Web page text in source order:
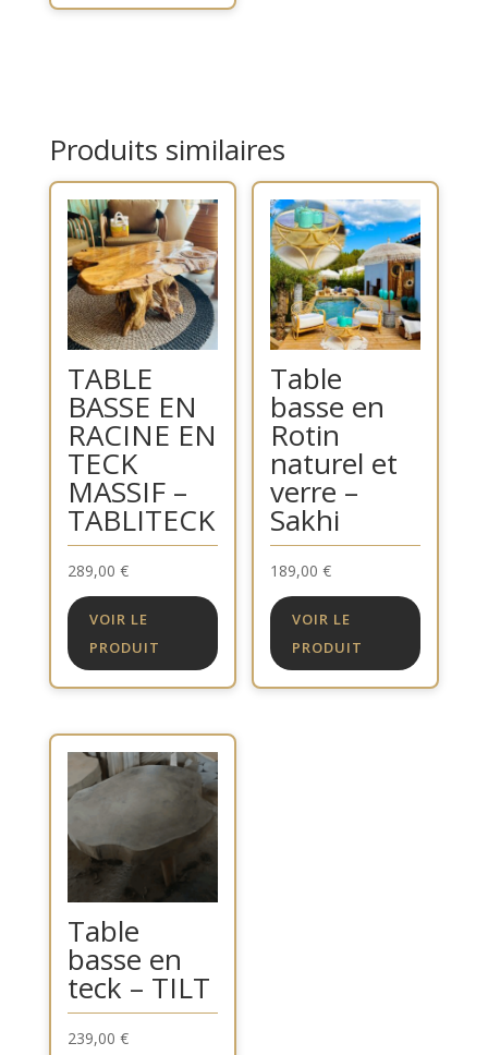
Produits similaires
TABLE
BASSE EN
RACINE EN
TECK
MASSIF –
TABLITECK
289,00 €
VOIR LE
PRODUIT
Table
basse en
Rotin
naturel et
verre –
Sakhi
189,00€
VOIR LE
PRODUIT
Table
basse en
teck – TILT
239,00 €